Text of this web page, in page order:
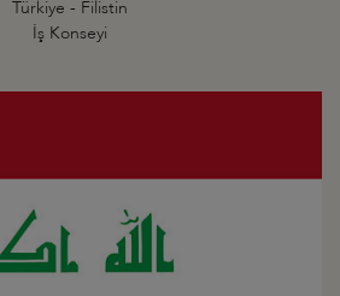
Türkiye - Filistin
İş Konseyi